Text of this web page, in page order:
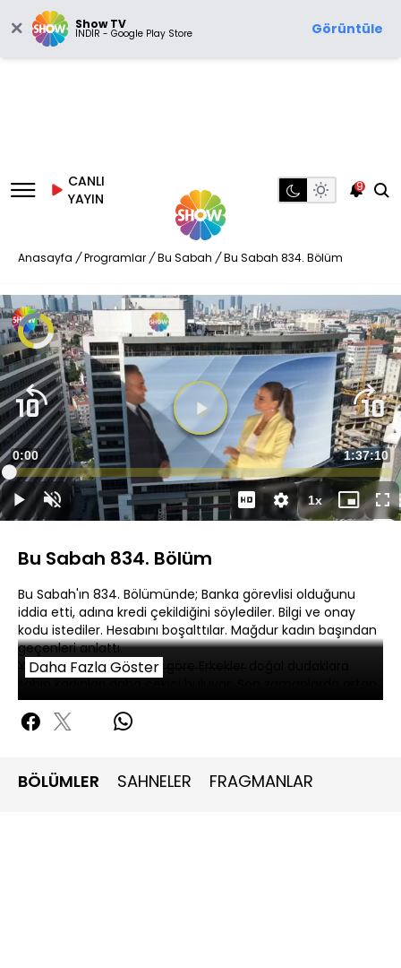
Show TV
İNDİR - Google Play Store Görüntüle
CANLI
YAYIN
9
Anasayfa / Programlar / Bu Sabah / Bu Sabah 834. Bölüm
DuraklatSesi
Aç
Süre
0:00 Toplam
Süre
1:37:10
Yüklendi:
0.19%
1xOynatma
Hızı
Mini
oynatıcı
Bu Sabah 834. Bölüm
Bu Sabah'ın 834. Bölümünde; Banka görevlisi olduğunu
iddia etti, adına kredi çekildiğini söylediler. Bilgi ve onay
kodu istediler. Hesabını boşalttılar. Mağdur kadın başından
geçenleri anlattı.
Yapılan bir araştırmaya göre Erkekler doğal dudaklara
estetik trendinde erkekler bıktı mı sorusu akıllara geldi.
Daha Fazla Göster
BÖLÜMLER SAHNELER FRAGMANLAR